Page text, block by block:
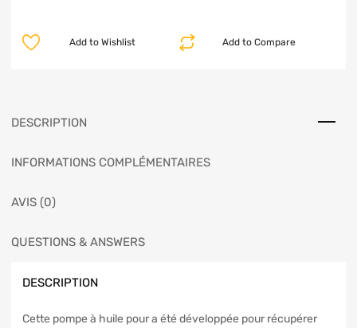
Add to Compare
Add to Wishlist
DESCRIPTION
INFORMATIONS COMPLÉMENTAIRES
AVIS (0)
QUESTIONS & ANSWERS
DESCRIPTION
Cette pompe à huile pour a été développée pour récupérer